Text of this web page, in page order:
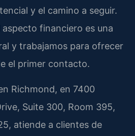
y el camino a seguir.
financiero es una
y trabajamos para ofrecer
el primer contacto.
Richmond, en 7400
Suite 300, Room 395,
atiende a clientes de